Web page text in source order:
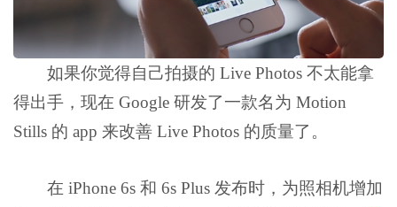
如果你觉得自己拍摄的 Live Photos 不太能拿
得出手，现在 Google 研发了一款名为 Motion
Stills 的 app 来改善 Live Photos 的质量了。
在 iPhone 6s 和 6s Plus 发布时， 为照相机增加